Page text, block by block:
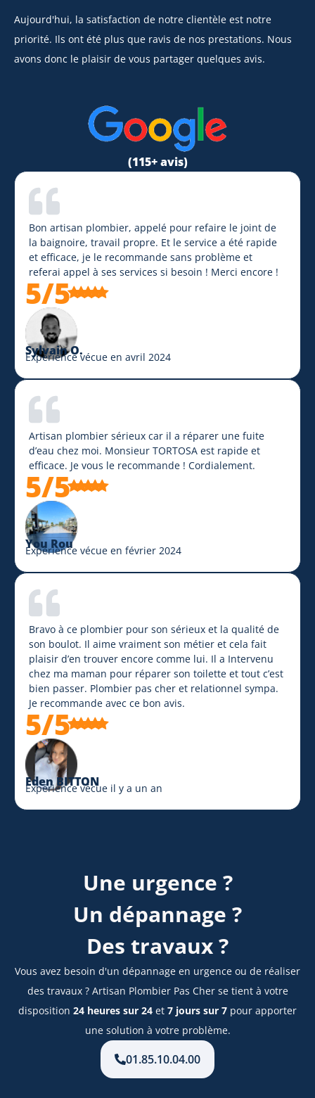
Aujourd'hui, la satisfaction de notre clientèle est notre
priorité. Ils ont été plus que ravis de nos prestations. Nous
avons donc le plaisir de vous partager quelques avis.
(115+ avis)
Bon artisan plombier, appelé pour refaire le joint de
la baignoire, travail propre. Et le service a été rapide
et efficace, je le recommande sans problème et
referai appel à ses services si besoin ! Merci encore !
5/5
Sylvain O.
Expérience vécue en avril 2024
Artisan plombier sérieux car il a réparer une fuite
d’eau chez moi. Monsieur TORTOSA est rapide et
efficace. Je vous le recommande ! Cordialement.
5/5
You Rou
Expérience vécue en février 2024
Bravo à ce plombier pour son sérieux et la qualité de
son boulot. Il aime vraiment son métier et cela fait
plaisir d’en trouver encore comme lui. Il a Intervenu
chez ma maman pour réparer son toilette et tout c’est
bien passer. Plombier pas cher et relationnel sympa.
Je recommande avec ce bon avis.
5/5
Eden BITTON
Expérience vécue il y a un an
Une urgence ?
Un dépannage ?
Des travaux ?
Vous avez besoin d'un dépannage en urgence ou de réaliser
des travaux ? Artisan Plombier Pas Cher se tient à votre
disposition 24 heures sur 24 et 7 jours sur 7 pour apporter
une solution à votre problème.
01.85.10.04.00